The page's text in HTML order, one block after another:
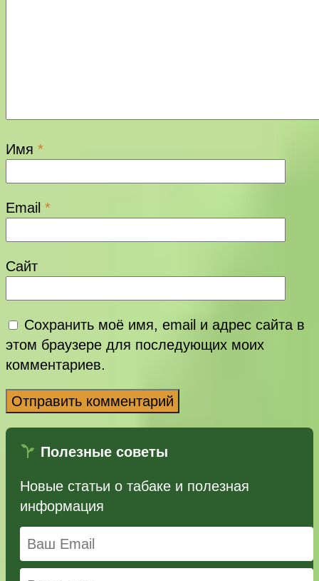
Имя *
Email *
Сайт
Сохранить моё имя, email и адрес сайта в
этом браузере для последующих моих
комментариев.
Полезные советы
Новые статьи о табаке и полезная
информация